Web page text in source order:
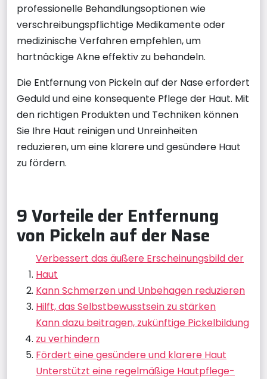
professionelle Behandlungsoptionen wie
verschreibungspflichtige Medikamente oder
medizinische Verfahren empfehlen, um
hartnäckige Akne effektiv zu behandeln.
Die Entfernung von Pickeln auf der Nase erfordert
Geduld und eine konsequente Pflege der Haut. Mit
den richtigen Produkten und Techniken können
Sie Ihre Haut reinigen und Unreinheiten
reduzieren, um eine klarere und gesündere Haut
zu fördern.
9 Vorteile der Entfernung
von Pickeln auf der Nase
Verbessert das äußere Erscheinungsbild der
Haut
Kann Schmerzen und Unbehagen reduzieren
Hilft, das Selbstbewusstsein zu stärken
Kann dazu beitragen, zukünftige Pickelbildung
zu verhindern
Fördert eine gesündere und klarere Haut
Unterstützt eine regelmäßige Hautpflege-